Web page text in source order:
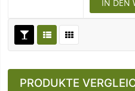
IN DEN
PRODUKTE